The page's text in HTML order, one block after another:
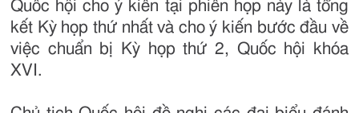
Quốc hội cho ý kiến tại phiên họp này là tổng
kết Kỳ họp thứ nhất và cho ý kiến bước đầu về
việc chuẩn bị Kỳ họp thứ 2, Quốc hội khóa
XVI.